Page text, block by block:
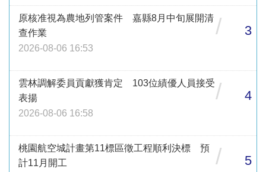
原核准視為農地列管案件 嘉縣8月中旬展開清
查作業
2026-08-06 16:53
/ 3
雲林調解委員貢獻獲肯定 103位績優人員接受
表揚
2026-08-06 16:58
/ 4
桃園航空城計畫第11標區徵工程順利決標 預
計11月開工
/ 5